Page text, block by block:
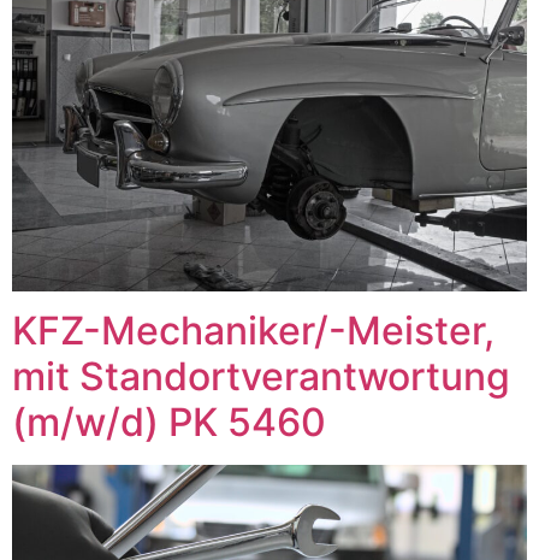
KFZ-Mechaniker/-Meister,
mit Standortverantwortung
(m/w/d) PK 5460